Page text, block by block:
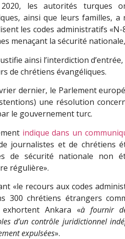
les autorités turques
ainsi que leurs familles, a
les codes administratifs
menaçant la sécurité
ainsi l’interdiction
de chrétiens évangéliques.
dernier, le Parlement
une résolution
le gouvernement turc.
indique dans un
journalistes et de chrétiens
de sécurité nationale non
régulière».
«le recours aux codes
300 chrétiens étrangers
Ankara «à fournir
d’un contrôle juridictionnel
expulsées».